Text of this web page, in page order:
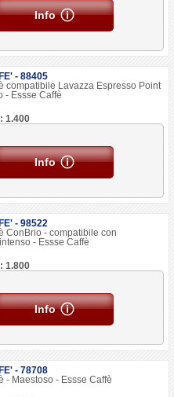
Info
- 88405
compatibile Lavazza Espresso Point
- Essse Caffè
1.400
Info
- 98522
ConBrio - compatibile con
- Essse Caffè
1.800
Info
- 78708
- Maestoso - Essse Caffè